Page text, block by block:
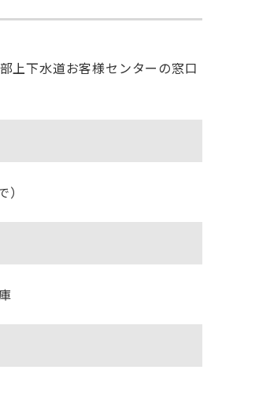
上下水道お客様センターの窓口